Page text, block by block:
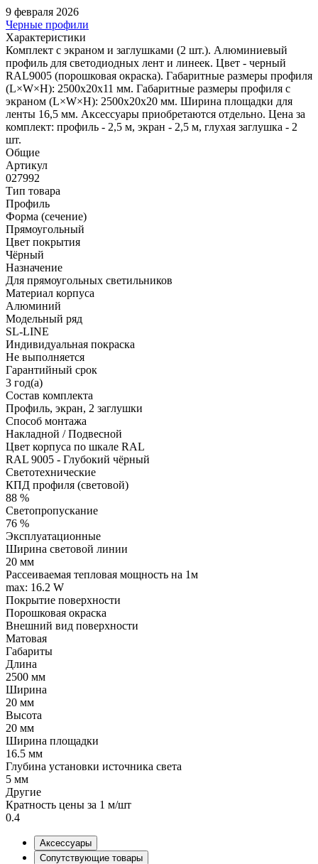
9 февраля 2026
Черные профили
Характеристики
Комплект с экраном и заглушками (2 шт.). Алюминиевый
профиль для светодиодных лент и линеек. Цвет - черный
RAL9005 (порошковая окраска). Габаритные размеры профиля
(L×W×H): 2500x20x11 мм. Габаритные размеры профиля с
экраном (L×W×H): 2500x20x20 мм. Ширина площадки для
ленты 16,5 мм. Аксессуары приобретаются отдельно. Цена за
комплект: профиль - 2,5 м, экран - 2,5 м, глухая заглушка - 2
шт.
Общие
Артикул
027992
Тип товара
Профиль
Форма (сечение)
Прямоугольный
Цвет покрытия
Чёрный
Назначение
Для прямоугольных светильников
Материал корпуса
Алюминий
Модельный ряд
SL-LINE
Индивидуальная покраска
Не выполняется
Гарантийный срок
3 год(а)
Состав комплекта
Профиль, экран, 2 заглушки
Способ монтажа
Накладной / Подвесной
Цвет корпуса по шкале RAL
RAL 9005 - Глубокий чёрный
Светотехнические
КПД профиля (cветовой)
88 %
Светопропускание
76 %
Эксплуатационные
Ширина световой линии
20 мм
Рассеиваемая тепловая мощность на 1м
max: 16.2 W
Покрытие поверхности
Порошковая окраска
Внешний вид поверхности
Матовая
Габариты
Длина
2500 мм
Ширина
20 мм
Высота
20 мм
Ширина площадки
16.5 мм
Глубина установки источника света
5 мм
Другие
Кратность цены за 1 м/шт
0.4
Аксессуары
Сопутствующие товары